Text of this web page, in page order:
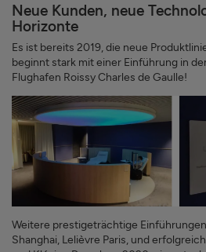
Neue Kunden, neue
Horizonte
Es ist bereits 2019, die neue
beginnt stark mit einer Einführung in
Flughafen Roissy Charles de Gaulle!
Weitere prestigeträchtige
Shanghai, Lelièvre Paris, und